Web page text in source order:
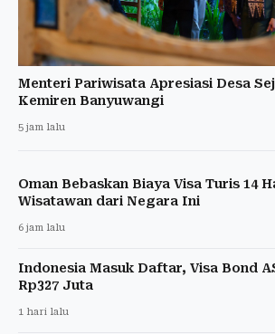
Menteri Pariwisata Apresiasi Desa
Kemiren Banyuwangi
5 jam lalu
Oman Bebaskan Biaya Visa Turis 14
Wisatawan dari Negara Ini
6 jam lalu
Indonesia Masuk Daftar, Visa Bond
Rp327 Juta
1 hari lalu